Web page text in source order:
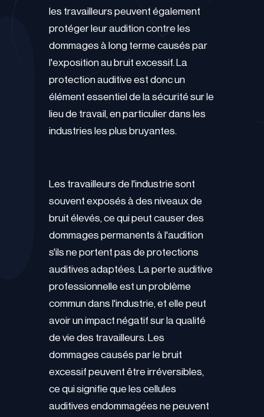
les travailleurs peuvent également
protéger leur audition contre les
dommages à long terme causés par
l'exposition au bruit excessif. La
protection auditive est donc un
élément essentiel de la sécurité sur le
lieu de travail, en particulier dans les
industries les plus bruyantes.
Les travailleurs de l'industrie sont
souvent exposés à des niveaux de
bruit élevés, ce qui peut causer des
dommages permanents à l'audition
s'ils ne portent pas de protections
auditives adaptées. La perte auditive
professionnelle est un problème
commun dans l'industrie, et elle peut
avoir un impact négatif sur la qualité
de vie des travailleurs. Les
dommages causés par le bruit
excessif peuvent être irréversibles,
ce qui signifie que les cellules
auditives endommagées ne peuvent